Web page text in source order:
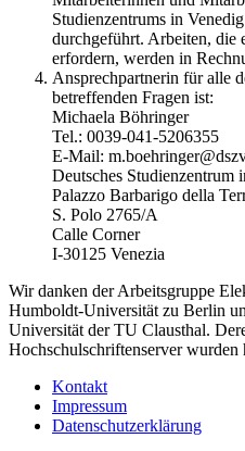
Studienzentrums in
durchgeführt. Arbeiten, die
erfordern, werden in
Ansprechpartnerin für alle
betreffenden Fragen ist:
Michaela Böhringer
Tel.: 0039-041-5206355
E-Mail:
Deutsches Studienzentrum
Palazzo Barbarigo della
S. Polo 2765/A
Calle Corner
I-30125 Venezia
Wir danken der Arbeitsgruppe
Humboldt-Universität zu Berlin
Universität der TU Clausthal.
Hochschulschriftenserver wurden
Kontakt
Impressum
Datenschutzerklärung